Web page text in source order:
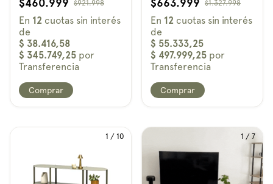
$460.999 $921.998
Comprar
$663.999 $1.327.998
Comprar
1 / 10 1 / 7